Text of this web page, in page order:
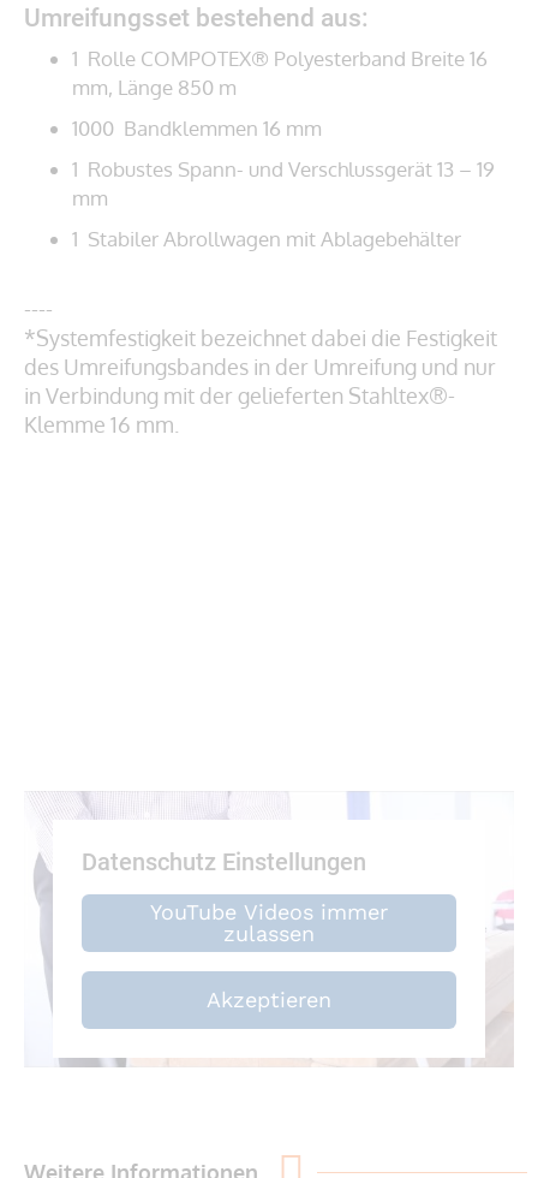
Umreifungsset bestehend aus:
1 Rolle COMPOTEX® Polyesterband Breite 16
mm, Länge 850 m
1000 Bandklemmen 16 mm
1 Robustes Spann- und Verschlussgerät 13 – 19
mm
1 Stabiler Abrollwagen mit Ablagebehälter
----
*Systemfestigkeit bezeichnet dabei die Festigkeit
des Umreifungsbandes in der Umreifung und nur
in Verbindung mit der gelieferten Stahltex®-
Klemme 16 mm.
Datenschutz Einstellungen
YouTube Videos immer
zulassen
Akzeptieren
Weitere Informationen